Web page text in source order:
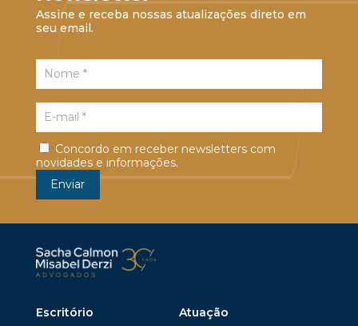
Assine e receba nossas atualizações direto em
seu email.
Concordo em receber newsletters com
novidades e informações.
Escritório
Atuação